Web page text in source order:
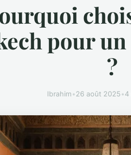
pour
?
Ibrahim•26 août 2025•4